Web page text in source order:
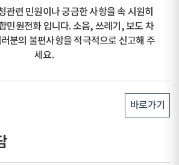
관련 민원이나 궁금한 사항을 속 시원히
민원전화 입니다. 소음, 쓰레기, 보도 차
분의 불편사항을 적극적으로 신고해 주
세요.
바로가기